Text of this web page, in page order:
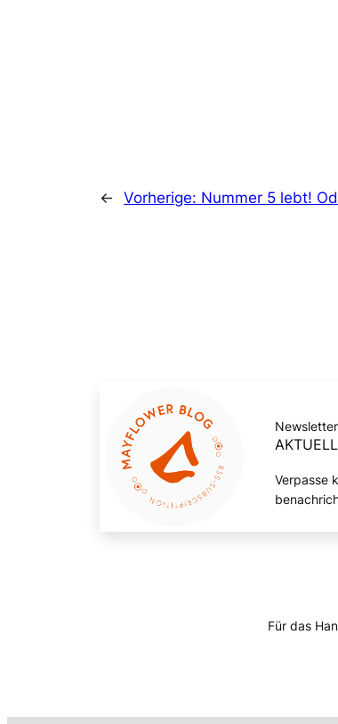
← Vorherige: Nummer 5 lebt!
Newsletter
Verpasse
Für das